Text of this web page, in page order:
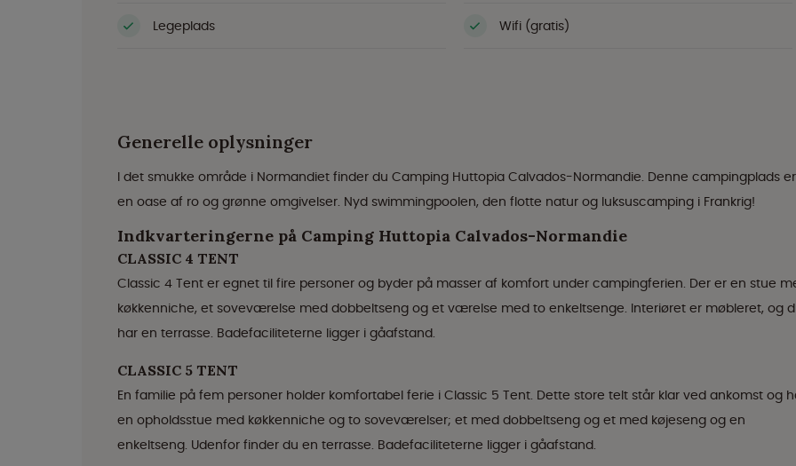
Legeplads Wifi (gratis)
Generelle oplysninger
I det smukke område i Normandiet finder du Camping Huttopia Calvados-Normandie. Denne campingplads er
en oase af ro og grønne omgivelser. Nyd swimmingpoolen, den flotte natur og luksuscamping i Frankrig!
Indkvarteringerne på Camping Huttopia Calvados-Normandie
CLASSIC 4 TENT
Classic 4 Tent er egnet til fire personer og byder på masser af komfort under campingferien. Der er en stue
køkkenniche, et soveværelse med dobbeltseng og et værelse med to enkeltsenge. Interiøret er møbleret, og
har en terrasse. Badefaciliteterne ligger i gåafstand.
CLASSIC 5 TENT
En familie på fem personer holder komfortabel ferie i Classic 5 Tent. Dette store telt står klar ved ankomst og
en opholdsstue med køkkenniche og to soveværelser; et med dobbeltseng og et med køjeseng og en
enkeltseng. Udenfor finder du en terrasse. Badefaciliteterne ligger i gåafstand.